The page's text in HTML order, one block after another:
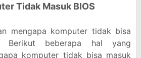
Tidak Masuk BIOS
mengapa komputer tidak bisa
Berikut beberapa hal yang
komputer tidak bisa masuk